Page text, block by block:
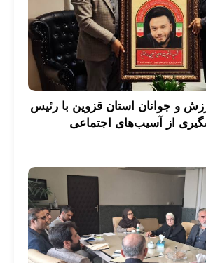
و جوانان استان قزوین با رئیس
از آسیب‌های اجتماعی